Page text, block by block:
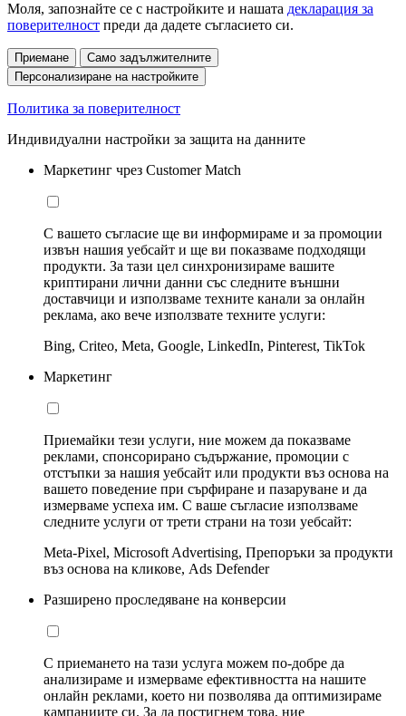
Моля, запознайте се с настройките и нашата декларация за
поверителност преди да дадете съгласието си.
Приемане
Само задължителните
Персонализиране на настройките
Политика за поверителност
Индивидуални настройки за защита на данните
Маркетинг чрез Customer Match
С вашето съгласие ще ви информираме и за промоции
извън нашия уебсайт и ще ви показваме подходящи
продукти. За тази цел синхронизираме вашите
криптирани лични данни със следните външни
доставчици и използваме техните канали за онлайн
реклама, ако вече използвате техните услуги:
Bing, Criteo, Meta, Google, LinkedIn, Pinterest, TikTok
Маркетинг
Приемайки тези услуги, ние можем да показваме
реклами, спонсорирано съдържание, промоции с
отстъпки за нашия уебсайт или продукти въз основа на
вашето поведение при сърфиране и пазаруване и да
измерваме успеха им. С ваше съгласие използваме
следните услуги от трети страни на този уебсайт:
Meta-Pixel, Microsoft Advertising, Препоръки за продукти
въз основа на кликове, Ads Defender
Разширено проследяване на конверсии
С приемането на тази услуга можем по-добре да
анализираме и измерваме ефективността на нашите
онлайн реклами, което ни позволява да оптимизираме
кампаниите си. За да постигнем това, ние